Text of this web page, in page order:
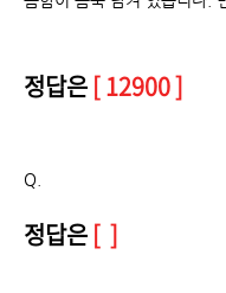
정답은 [ 12900 ]
Q.
정답은 [ ]